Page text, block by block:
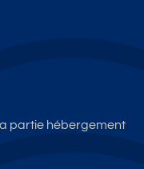
partie hébergement